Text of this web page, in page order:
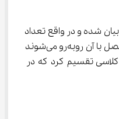
شده و در واقع تعداد
مباحثی که دانش آموزان در این فصل با آن روبه‌رو می‌شوند
درسی و کلاسی تقسیم کرد که در